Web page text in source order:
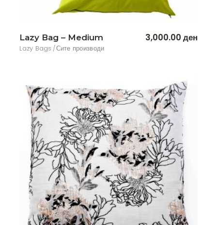
Lazy Bag – Medium
Lazy Bags Сите производи
3,000.00 ден